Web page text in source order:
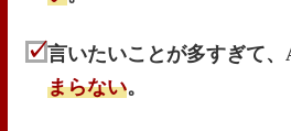
言いたいことが多すぎて、
まらない。